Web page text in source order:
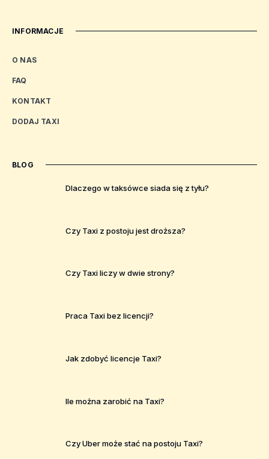
INFORMACJE
O NAS
FAQ
KONTAKT
DODAJ TAXI
BLOG
Dlaczego w taksówce siada się z tyłu?
Czy Taxi z postoju jest droższa?
Czy Taxi liczy w dwie strony?
Praca Taxi bez licencji?
Jak zdobyć licencje Taxi?
Ile można zarobić na Taxi?
Czy Uber może stać na postoju Taxi?